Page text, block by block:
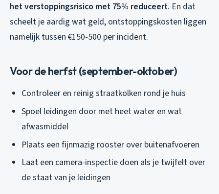
het verstoppingsrisico met 75% reduceert. En dat
scheelt je aardig wat geld, ontstoppingskosten liggen
namelijk tussen €150-500 per incident.
Voor de herfst (september-oktober)
Controleer en reinig straatkolken rond je huis
Spoel leidingen door met heet water en wat
afwasmiddel
Plaats een fijnmazig rooster over buitenafvoeren
Laat een camera-inspectie doen als je twijfelt over
de staat van je leidingen